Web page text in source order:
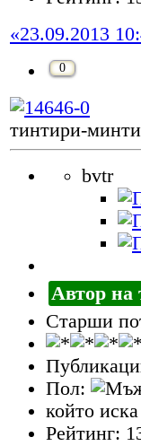
«23.09.2013
0
тинтири-
bvtr
Автор на
Старши
Пол:
който
Рейтинг: